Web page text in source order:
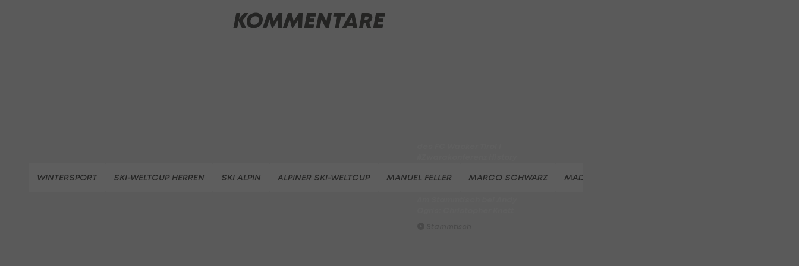
Zwarakonferenz
KOMMENTARE
WINTERSPORT SKI-WELTCUP HERREN SKI ALPIN ALPINER SKI-WELTCUP MANUEL FELLER MARCO SCHWARZ MADONNA DI CAMPIGLIO